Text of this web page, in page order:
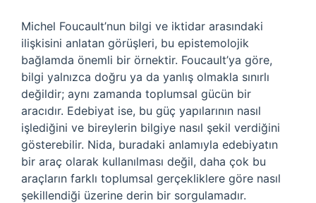
Michel Foucault’nun bilgi ve iktidar arasındaki
ilişkisini anlatan görüşleri, bu epistemolojik
bağlamda önemli bir örnektir. Foucault’ya göre,
bilgi yalnızca doğru ya da yanlış olmakla sınırlı
değildir; aynı zamanda toplumsal gücün bir
aracıdır. Edebiyat ise, bu güç yapılarının nasıl
işlediğini ve bireylerin bilgiye nasıl şekil verdiğini
gösterebilir. Nida, buradaki anlamıyla edebiyatın
bir araç olarak kullanılması değil, daha çok bu
araçların farklı toplumsal gerçekliklere göre nasıl
şekillendiği üzerine derin bir sorgulamadır.